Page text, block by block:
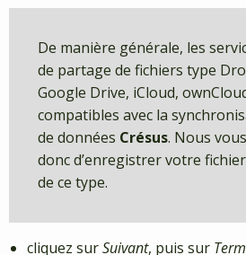
De manière générale, les
de partage de fichiers type
Google Drive, iCloud,
compatibles avec la
de données Crésus. Nous
donc d’enregistrer votre
de ce type.
cliquez surSuivant, puis sur